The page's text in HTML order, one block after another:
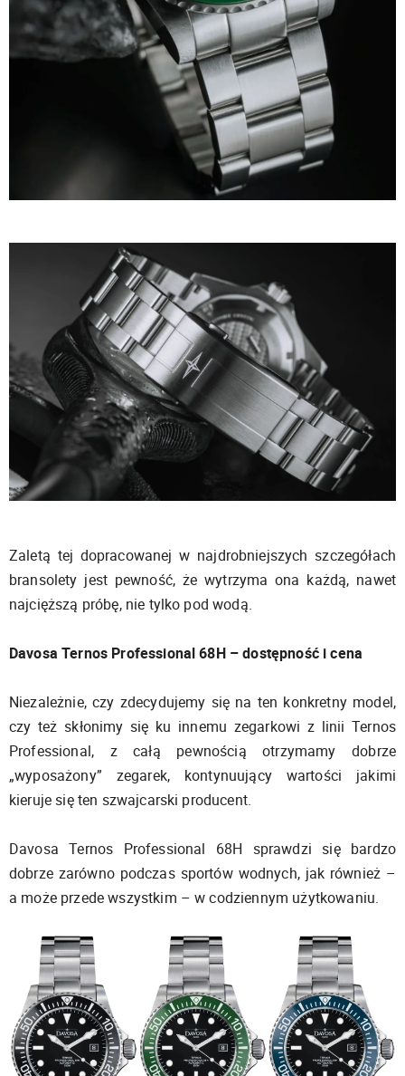
Zaletą tej dopracowanej w najdrobniejszych szczegółach
bransolety jest pewność, że wytrzyma ona każdą, nawet
najcięższą próbę, nie tylko pod wodą.
Davosa Ternos Professional 68H – dostępność i cena
Niezależnie, czy zdecydujemy się na ten konkretny model,
czy też skłonimy się ku innemu zegarkowi z linii Ternos
Professional, z całą pewnością otrzymamy dobrze
„wyposażony” zegarek, kontynuujący wartości jakimi
kieruje się ten szwajcarski producent.
Davosa Ternos Professional 68H sprawdzi się bardzo
dobrze zarówno podczas sportów wodnych, jak również –
a może przede wszystkim – w codziennym użytkowaniu.